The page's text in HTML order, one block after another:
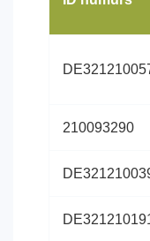
210093290